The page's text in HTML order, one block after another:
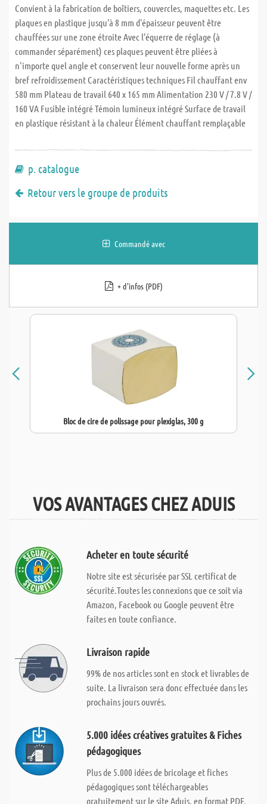
Convient à la fabrication de boîtiers, couvercles, maquettes etc. Les
plaques en plastique jusqu'à 8 mm d'épaisseur peuvent être
chauffées sur une zone étroite Avec l’équerre de réglage (à
commander séparément) ces plaques peuvent être pliées à
n'importe quel angle et conservent leur nouvelle forme après un
bref refroidissement Caractéristiques techniques Fil chauffant env
580 mm Plateau de travail 640 x 165 mm Alimentation 230 V / 7.8 V /
160 VA Fusible intégré Témoin lumineux intégré Surface de travail
en plastique résistant à la chaleur Élément chauffant remplaçable
p. catalogue
Retour vers le groupe de produits
Commandé avec
+ d'infos (PDF)
Bloc de cire de polissage pour plexiglas, 300 g
VOS AVANTAGES CHEZ ADUIS
Acheter en toute sécurité
Notre site est sécurisée par SSL certificat de
sécurité.Toutes les connexions que ce soit via
Amazon, Facebook ou Google peuvent être
faites en toute confiance.
Livraison rapide
99% de nos articles sont en stock et livrables de
suite. La livraison sera donc effectuée dans les
prochains jours ouvrés.
5.000 idées créatives gratuites & Fiches
pédagogiques
Plus de 5.000 idées de bricolage et fiches
pédagogiques sont téléchargeables
gratuitement sur le site Aduis, en format PDF.